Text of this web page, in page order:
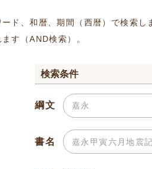
ド、和暦、期間（西暦）で検索
す（AND検索）。
検索条件
綱文
書名